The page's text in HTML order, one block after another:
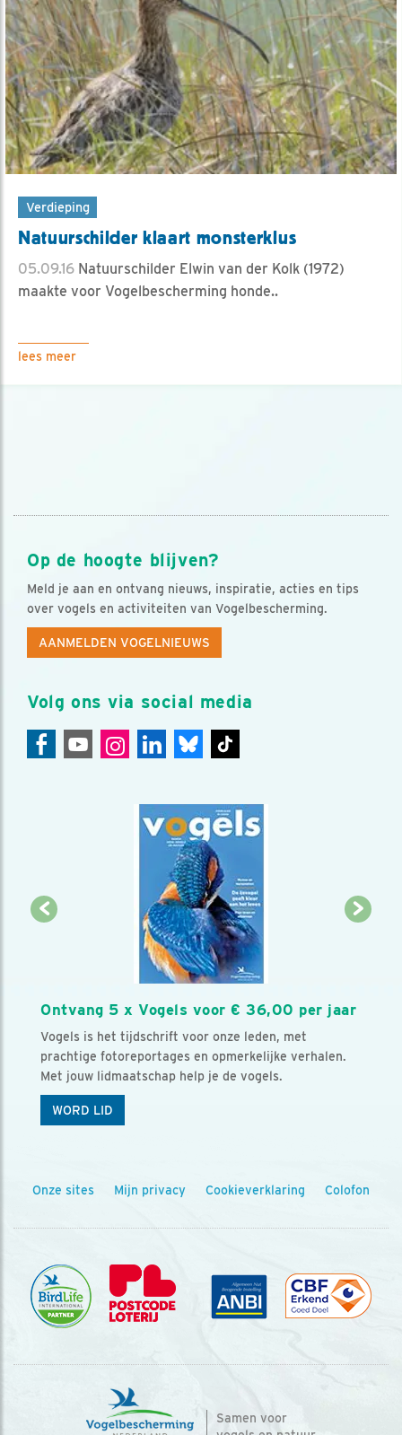
Verdieping
Natuurschilder klaart monsterklus
05.09.16 Natuurschilder Elwin van der Kolk (1972)
maakte voor Vogelbescherming honde..
lees meer
Op de hoogte blijven?
Meld je aan en ontvang nieuws, inspiratie, acties en tips
over vogels en activiteiten van Vogelbescherming.
AANMELDEN VOGELNIEUWS
Volg ons via social media
Ontvang 5 x Vogels voor € 36,00 per jaar
Vogels is het tijdschrift voor onze leden, met
prachtige fotoreportages en opmerkelijke verhalen.
Met jouw lidmaatschap help je de vogels.
WORD LID
Onze sites Mijn privacy Cookieverklaring Colofon
Samen voor